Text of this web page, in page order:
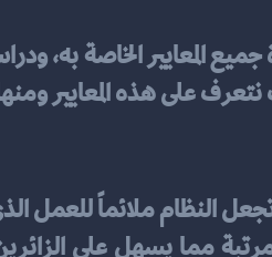
على هذه المعايير
النظام ملائماً للعمل